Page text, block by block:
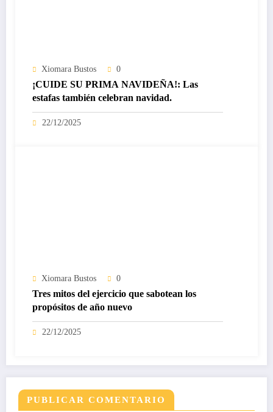
Xiomara Bustos 0
¡CUIDE SU PRIMA NAVIDEÑA!: Las
estafas también celebran navidad.
22/12/2025
Xiomara Bustos 0
Tres mitos del ejercicio que sabotean los
propósitos de año nuevo
22/12/2025
PUBLICAR COMENTARIO